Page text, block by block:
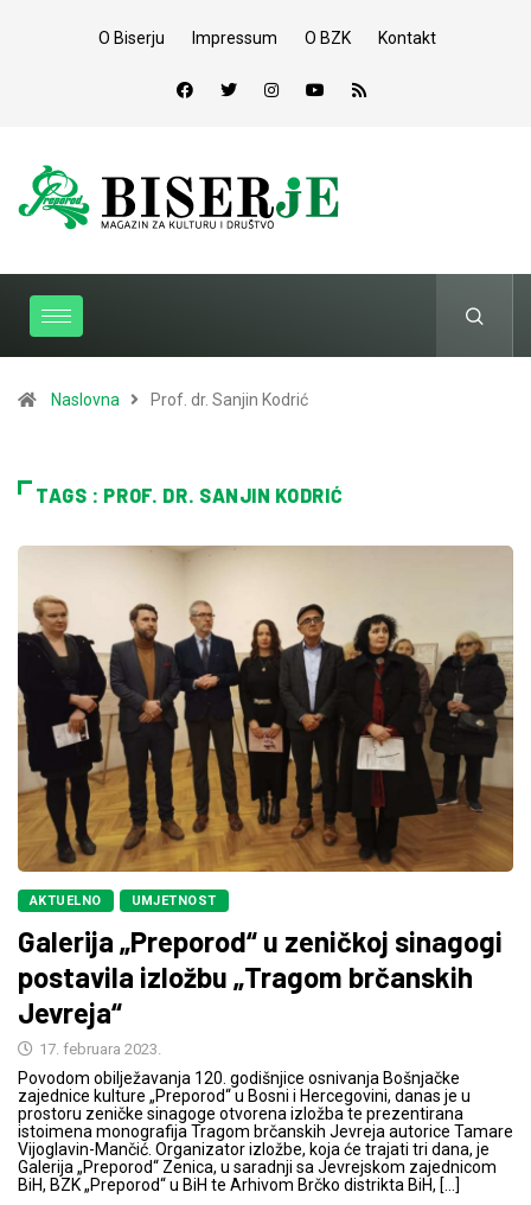
O Biserju Impressum O BZK Kontakt
Naslovna Prof. dr. Sanjin Kodrić
TAGS : PROF. DR. SANJIN KODRIĆ
AKTUELNO UMJETNOST
Galerija „Preporod“ u zeničkoj sinagogi
postavila izložbu „Tragom brčanskih
Jevreja“
17. februara 2023.
Povodom obilježavanja 120. godišnjice osnivanja Bošnjačke
zajednice kulture „Preporod“ u Bosni i Hercegovini, danas je u
prostoru zeničke sinagoge otvorena izložba te prezentirana
istoimena monografija Tragom brčanskih Jevreja autorice Tamare
Vijoglavin-Mančić. Organizator izložbe, koja će trajati tri dana, je
Galerija „Preporod“ Zenica, u saradnji sa Jevrejskom zajednicom
BiH, BZK „Preporod“ u BiH te Arhivom Brčko distrikta BiH, […]